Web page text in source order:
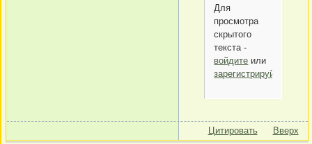
Для
просмотра
скрытого
текста -
войдите или
зарегистрируйтесь
Цитировать Вверх